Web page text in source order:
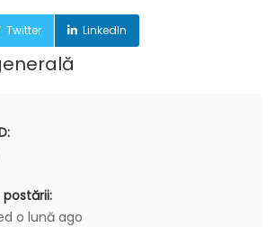
Twitter LinkedIn
o lună ago